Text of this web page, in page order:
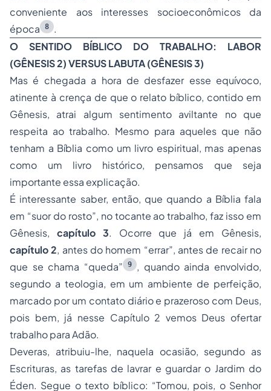
conveniente aos interesses socioeconômicos da
época
8
.
O SENTIDO BÍBLICO DO TRABALHO: LABOR
(GÊNESIS 2) VERSUS LABUTA (GÊNESIS 3)
Mas é chegada a hora de desfazer esse equívoco,
atinente à crença de que o relato bíblico, contido em
Gênesis, atrai algum sentimento aviltante no que
respeita ao trabalho. Mesmo para aqueles que não
tenham a Bíblia como um livro espiritual, mas apenas
como um livro histórico, pensamos que seja
importante essa explicação.
É interessante saber, então, que quando a Bíblia fala
em “suor do rosto”, no tocante ao trabalho, faz isso em
Gênesis, capítulo 3. Ocorre que já em Gênesis,
capítulo 2, antes do homem “errar”, antes de recair no
que se chama “queda”
9
, quando ainda envolvido,
segundo a teologia, em um ambiente de perfeição,
marcado por um contato diário e prazeroso com Deus,
pois bem, já nesse Capítulo 2 vemos Deus ofertar
trabalho para Adão.
Deveras, atribuiu-lhe, naquela ocasião, segundo as
Escrituras, as tarefas de lavrar e guardar o Jardim do
Éden. Segue o texto bíblico: “Tomou, pois, o Senhor